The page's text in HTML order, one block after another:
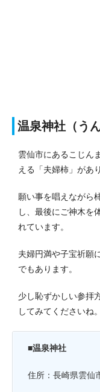
温泉神社（う
雲仙市にあるこじん
える「夫婦柿」があ
願い事を唱えながら
し、最後にご神木を
れています。
夫婦円満や子宝祈願
でもあります。
少し恥ずかしい参拝
してみてくださいね。
■温泉神社
住所：長崎県雲仙